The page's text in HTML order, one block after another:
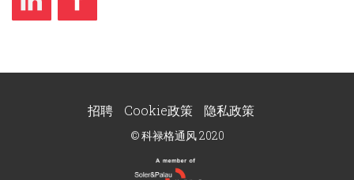
招聘 Cookie政策 隐私政策
© 科禄格通风 2020